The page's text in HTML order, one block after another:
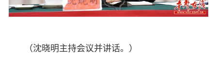
（沈晓明主持会议并讲话。）